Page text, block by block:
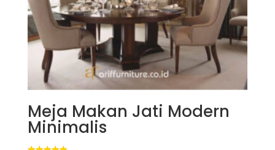
Meja Makan Jati Modern
Minimalis